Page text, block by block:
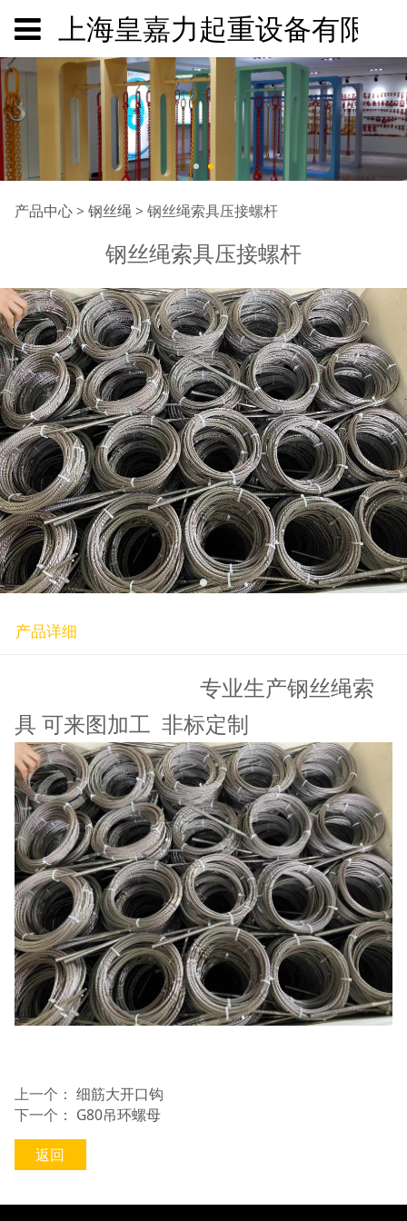
上海皇嘉力起重设备有限公
钢丝绳索具压接螺杆
产品中心> 钢丝绳> 钢丝绳索具压接螺杆
钢丝绳索具压接螺杆
产品详细
专业生产钢丝绳索
具 可来图加工 非标定制
上一个： 细筋大开口钩
下一个： G80吊环螺母
返回